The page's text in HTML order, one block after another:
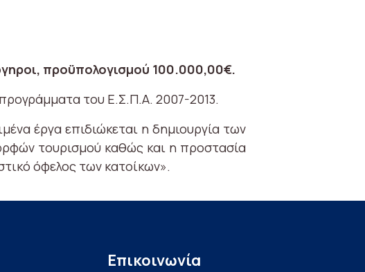
προϋπολογισμού 100.000,00€.
προγράμματα του Ε.Σ.Π.Α. 2007-2013.
έργα επιδιώκεται η δημιουργία των
τουρισμού καθώς και η προστασία
όφελος των κατοίκων».
Επικοινωνία